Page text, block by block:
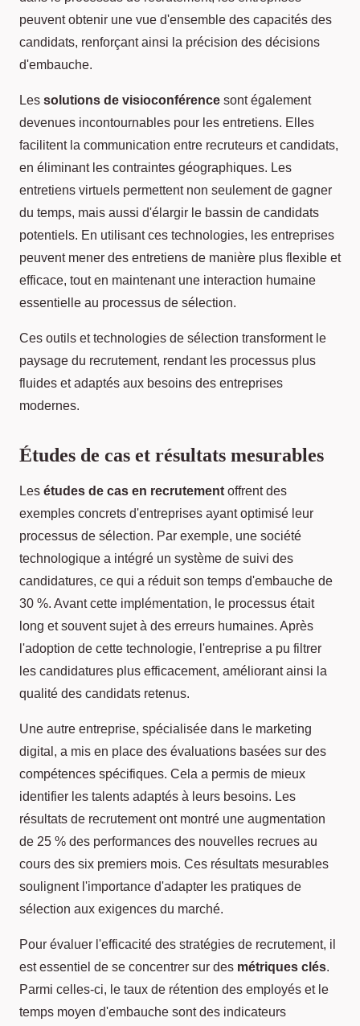
peuvent obtenir une vue d'ensemble des capacités des
candidats, renforçant ainsi la précision des décisions
d'embauche.
Les solutions de visioconférence sont également
devenues incontournables pour les entretiens. Elles
facilitent la communication entre recruteurs et candidats,
en éliminant les contraintes géographiques. Les
entretiens virtuels permettent non seulement de gagner
du temps, mais aussi d'élargir le bassin de candidats
potentiels. En utilisant ces technologies, les entreprises
peuvent mener des entretiens de manière plus flexible et
efficace, tout en maintenant une interaction humaine
essentielle au processus de sélection.
Ces outils et technologies de sélection transforment le
paysage du recrutement, rendant les processus plus
fluides et adaptés aux besoins des entreprises
modernes.
Études de cas et résultats mesurables
Les études de cas en recrutement offrent des
exemples concrets d'entreprises ayant optimisé leur
processus de sélection. Par exemple, une société
technologique a intégré un système de suivi des
candidatures, ce qui a réduit son temps d'embauche de
30 %. Avant cette implémentation, le processus était
long et souvent sujet à des erreurs humaines. Après
l'adoption de cette technologie, l'entreprise a pu filtrer
les candidatures plus efficacement, améliorant ainsi la
qualité des candidats retenus.
Une autre entreprise, spécialisée dans le marketing
digital, a mis en place des évaluations basées sur des
compétences spécifiques. Cela a permis de mieux
identifier les talents adaptés à leurs besoins. Les
résultats de recrutement ont montré une augmentation
de 25 % des performances des nouvelles recrues au
cours des six premiers mois. Ces résultats mesurables
soulignent l'importance d'adapter les pratiques de
sélection aux exigences du marché.
Pour évaluer l'efficacité des stratégies de recrutement, il
est essentiel de se concentrer sur des métriques clés.
Parmi celles-ci, le taux de rétention des employés et le
temps moyen d'embauche sont des indicateurs